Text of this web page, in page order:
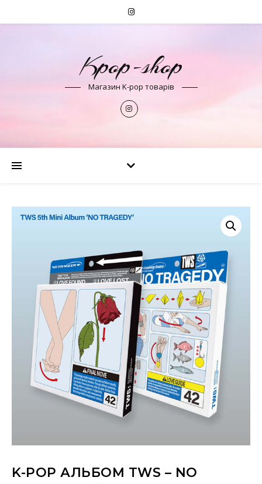
Kpop-shop
Магазин K-pop товарів
K-POP АЛЬБОМ TWS – NO